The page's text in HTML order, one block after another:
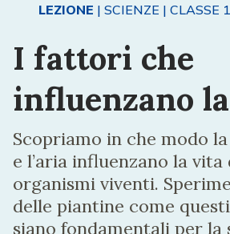
LEZIONE | SCIENZE | CLASSE
I fattori che
influenzano
Scopriamo in che modo la
e l’aria influenzano la vita
organismi viventi.
delle piantine come
siano fondamentali per la